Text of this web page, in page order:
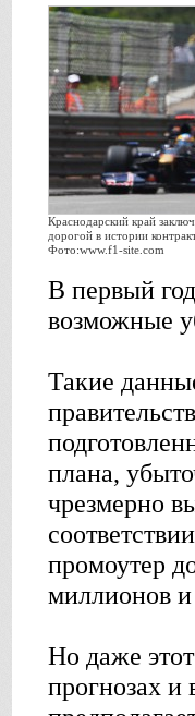
Краснодарский край
дорогой в истории
Фото:www.f1-site.com
В первый
возможные
Такие
плана,
чрезмерно
промоутер
миллионов и
Но даже
прогнозах и